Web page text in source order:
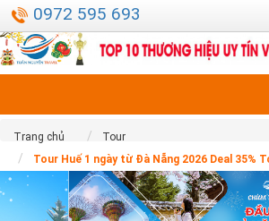
0972 595 693
Trang chủ
Tour
Tour Huế 1 ngày từ Đà Nẵng 2026 Deal 35%